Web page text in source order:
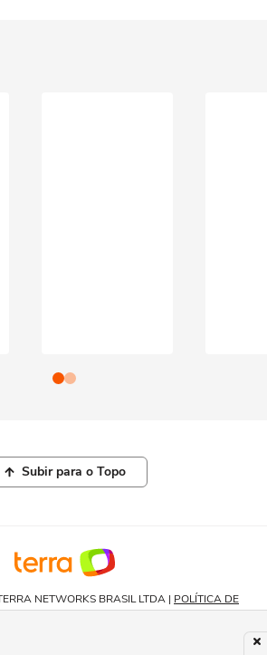
Subir para o Topo
NETWORKS BRASIL LTDA | POLÍTICA DE
PRIVACIDADE